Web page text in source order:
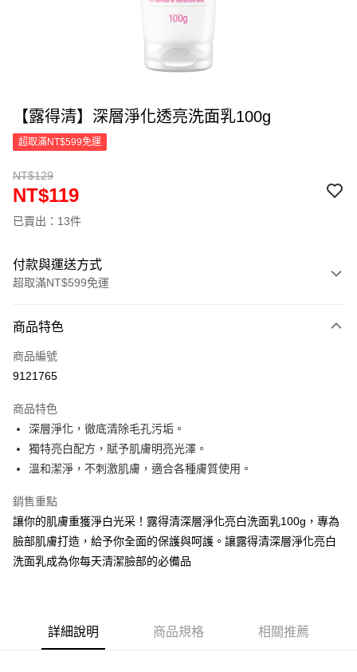
【露得清】深層淨化透亮洗面乳100g
超取滿NT$599免運
NT$129
NT$119
已賣出：13件
付款與運送方式
超取滿NT$599免運
信用卡一次付款
超商取貨付款
Apple Pay
街口支付
Google Pay
AFTEE先享後付
相關說明
１．簡單：不需註冊會員、不需綁卡、不需儲值。
２．便利：只要手機號碼，簡訊認證，即可結帳。
３．安心：先確認商品／服務後，再付款。
運送方式
商品特色
商品編號
9121765
商品特色
深層淨化，徹底清除毛孔污垢。
獨特亮白配方，賦予肌膚明亮光澤。
溫和潔淨，不刺激肌膚，適合各種膚質使用。
銷售重點
讓你的肌膚重獲淨白光采！露得清深層淨化亮白洗面乳100g，專為
臉部肌膚打造，給予你全面的保護與呵護。讓露得清深層淨化亮白
洗面乳成為你每天清潔臉部的必備品
詳細說明 商品規格 相關推薦